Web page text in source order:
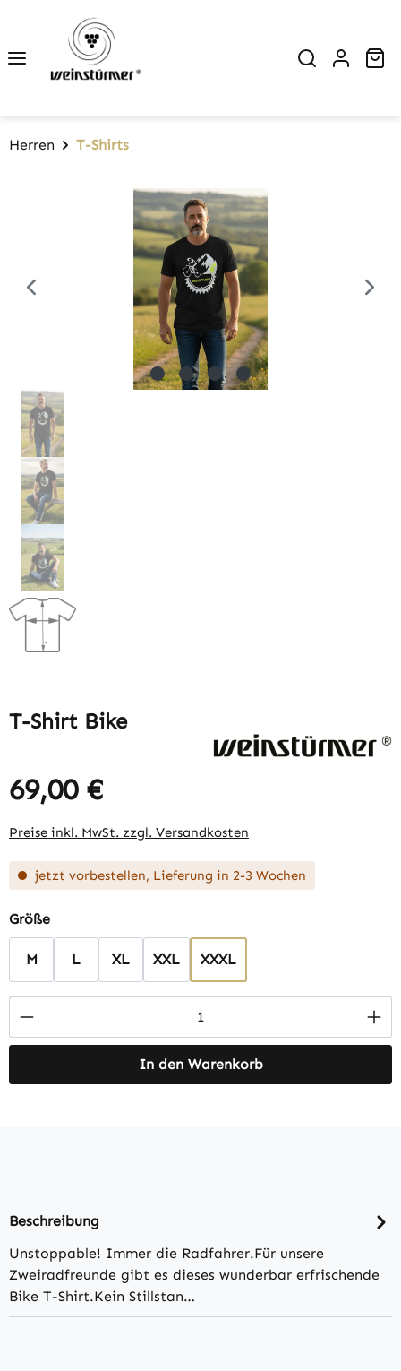
Zum Hauptinhalt springen
Herren T-Shirts
Bildergalerie überspringen
T-Shirt Bike
Regulärer Preis:
69,00 €
Preise inkl. MwSt. zzgl. Versandkosten
jetzt vorbestellen, Lieferung in 2-3 Wochen
Größeauswählen
M L XL XXL XXXL
Produkt Anzahl: Gib den gewünschten
In den Warenkorb
Beschreibung
Unstoppable! Immer die Radfahrer.Für unsere
Zweiradfreunde gibt es dieses wunderbar erfrischende
Bike T-Shirt.Kein Stillstan…